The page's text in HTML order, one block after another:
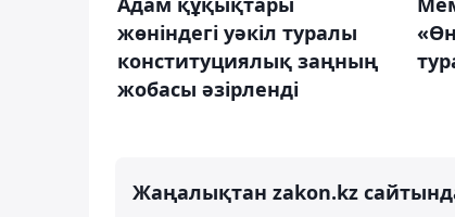
жөніндегі уәкіл туралы
конституциялық заңның
жобасы әзірленді
Жаңалықтан zakon.kz